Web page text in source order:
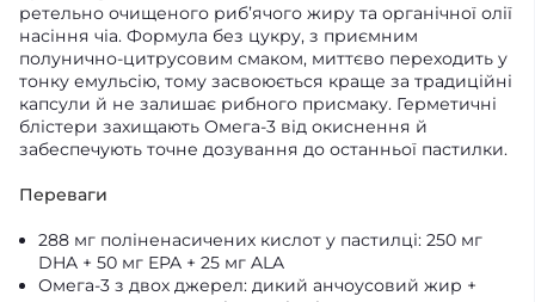
ретельно очищеного риб’ячого жиру та органічної олії
насіння чіа. Формула без цукру, з приємним
полунично-цитрусовим смаком, миттєво переходить у
тонку емульсію, тому засвоюється краще за традиційні
капсули й не залишає рибного присмаку. Герметичні
блістери захищають Омега-3 від окиснення й
забеспечують точне дозування до останньої пастилки.
Переваги
288 мг поліненасичених кислот у пастилці: 250 мг
DHA + 50 мг EPA + 25 мг ALA
Омега-3 з двох джерел: дикий анчоусовий жир +